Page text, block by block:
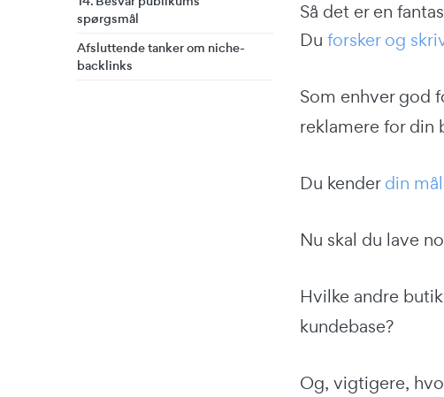
spørgsmål
Afsluttende tanker om niche-
backlinks
Så det er en
Du forsker og
Som enhver god
reklamere for din
Du kenderdin
Nu skal du lave
Hvilke andre
kundebase?
Og, vigtigere,